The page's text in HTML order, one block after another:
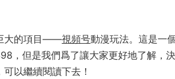
大的項目——視頻号動漫玩法。這是一
，但是我們爲了讓大家更好地了解，
以繼續閱讀下去！